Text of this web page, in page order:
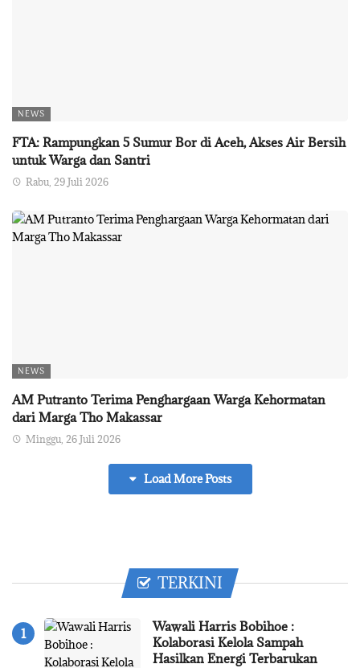
NEWS
FTA: Rampungkan 5 Sumur Bor di Aceh, Akses Air Bersih
untuk Warga dan Santri
Rabu, 29 Juli 2026
NEWS
AM Putranto Terima Penghargaan Warga Kehormatan
dari Marga Tho Makassar
Minggu, 26 Juli 2026
Load More Posts
TERKINI
Wawali Harris Bobihoe :
Kolaborasi Kelola Sampah
Hasilkan Energi Terbarukan